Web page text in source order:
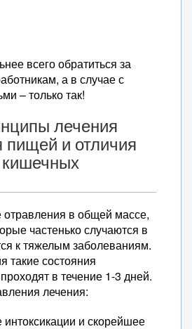
всего обратиться за
а в случае с
– только так!
лечения
пищей и отличия
кишечных
в общей массе,
частенько случаются в
к тяжелым заболеваниям.
такие состояния
в течение 1-3 дней.
лечения:
интоксикации и скорейшее